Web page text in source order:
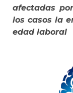
afectadas
los casos la
edad laboral